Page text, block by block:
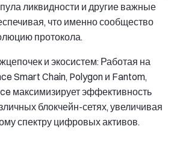
ликвидности и другие важные
что именно сообщество
протокола.
и экосистем: Работая на
Smart Chain, Polygon и Fantom,
максимизирует эффективность
блокчейн-сетях, увеличивая
спектру цифровых активов.